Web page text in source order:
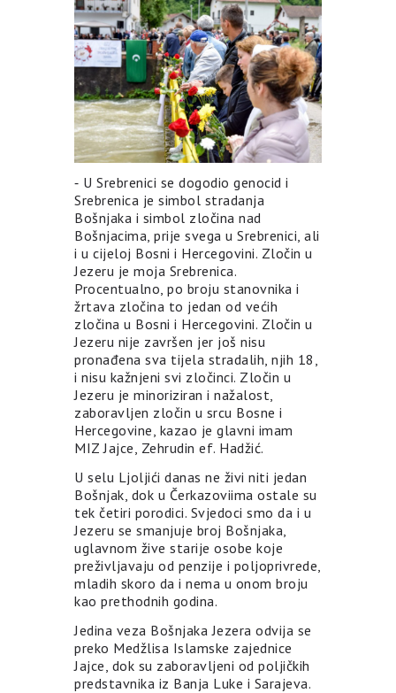
⁃ U Srebrenici se dogodio genocid i
Srebrenica je simbol stradanja
Bošnjaka i simbol zločina nad
Bošnjacima, prije svega u Srebrenici, ali
i u cijeloj Bosni i Hercegovini. Zločin u
Jezeru je moja Srebrenica.
Procentualno, po broju stanovnika i
žrtava zločina to jedan od većih
zločina u Bosni i Hercegovini. Zločin u
Jezeru nije završen jer još nisu
pronađena sva tijela stradalih, njih 18,
i nisu kažnjeni svi zločinci. Zločin u
Jezeru je minoriziran i nažalost,
zaboravljen zločin u srcu Bosne i
Hercegovine, kazao je glavni imam
MIZ Jajce, Zehrudin ef. Hadžić.
U selu Ljoljići danas ne živi niti jedan
Bošnjak, dok u Čerkazoviima ostale su
tek četiri porodici. Svjedoci smo da i u
Jezeru se smanjuje broj Bošnjaka,
uglavnom žive starije osobe koje
preživljavaju od penzije i poljoprivrede,
mladih skoro da i nema u onom broju
kao prethodnih godina.
Jedina veza Bošnjaka Jezera odvija se
preko Medžlisa Islamske zajednice
Jajce, dok su zaboravljeni od poljičkih
predstavnika iz Banja Luke i Sarajeva.